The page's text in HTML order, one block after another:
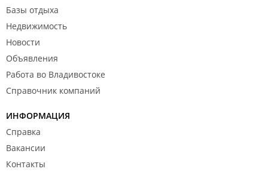
Базы отдыха
Недвижимость
Новости
Объявления
Работа во Владивостоке
Справочник компаний
ИНФОРМАЦИЯ
Справка
Вакансии
Контакты